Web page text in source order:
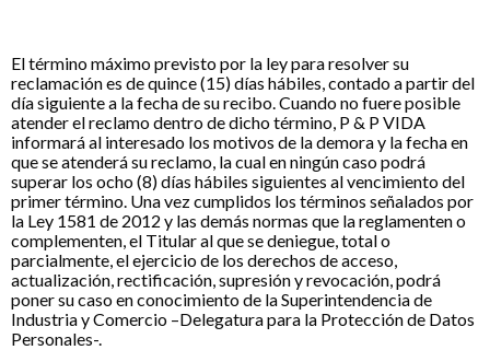
El término máximo previsto por la ley para resolver su
reclamación es de quince (15) días hábiles, contado a partir del
día siguiente a la fecha de su recibo. Cuando no fuere posible
atender el reclamo dentro de dicho término, P & P VIDA
informará al interesado los motivos de la demora y la fecha en
que se atenderá su reclamo, la cual en ningún caso podrá
superar los ocho (8) días hábiles siguientes al vencimiento del
primer término. Una vez cumplidos los términos señalados por
la Ley 1581 de 2012 y las demás normas que la reglamenten o
complementen, el Titular al que se deniegue, total o
parcialmente, el ejercicio de los derechos de acceso,
actualización, rectificación, supresión y revocación, podrá
poner su caso en conocimiento de la Superintendencia de
Industria y Comercio –Delegatura para la Protección de Datos
Personales-.